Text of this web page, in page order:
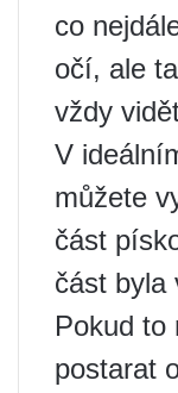
co
očí, ale
vždy
V
můžete
část
část byla
Pokud to
postarat